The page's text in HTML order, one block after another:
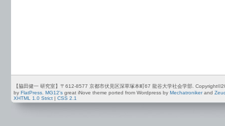
【脇田健一 研究室】〒612-8577 京都市伏見区深草塚本町67 龍谷大学社会学部.
by FlatPress. MG12's great iNove theme ported from Wordpress by Mechatronikerand
XHTML 1.0 Strict
CSS 2.1